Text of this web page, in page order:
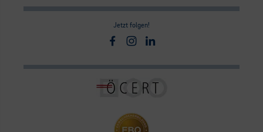
Jetzt folgen!
Facebook
Instagram
Linkedin